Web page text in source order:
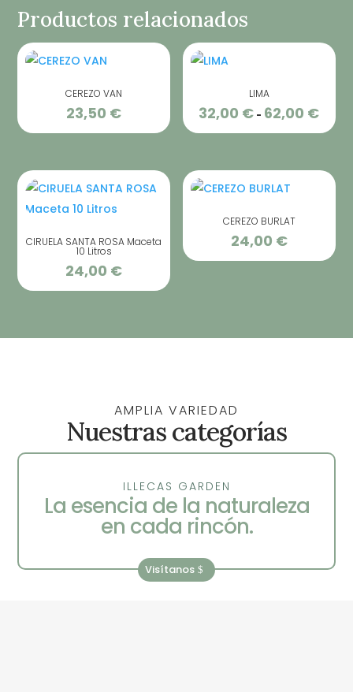
Productos relacionados
CEREZO VAN
23,50 €
LIMA
32,00 € - 62,00 €Rango
de
desde
CIRUELA SANTA ROSA Maceta
10 Litros
24,00 €
CEREZO BURLAT
24,00 €
AMPLIA VARIEDAD
Nuestras categorías
ILLECAS GARDEN
La esencia de la naturaleza
en cada rincón.
Visítanos